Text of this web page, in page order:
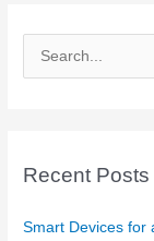
e
c
f
Recent Posts
Smart Devices for